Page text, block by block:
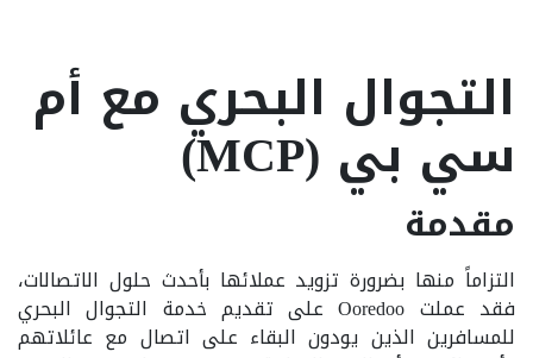
التجوال البحري مع أم
سي بي (MCP)
مقدمة
التزاماً منها بضرورة تزويد عملائها بأحدث حلول الاتصالات،
فقد عملت Ooredoo على تقديم خدمة التجوال البحري
للمسافرين الذين يودون البقاء على اتصال مع عائلاتهم